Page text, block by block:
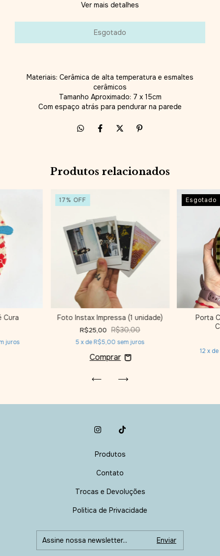
Ver mais detalhes
Materiais: Cerâmica de alta temperatura e esmaltes
cerâmicos
Tamanho Aproximado: 7 x 15cm
Com espaço atrás para pendurar na parede
Produtos relacionados
Cura
juros
17% OFF
Foto Instax Impressa (1 unidade)
R$25,00 R$30,00
5 x deR$5,00 sem juros
Esgotado
Porta
12 x de
Produtos
Contato
Trocas e Devoluções
Politica de Privacidade